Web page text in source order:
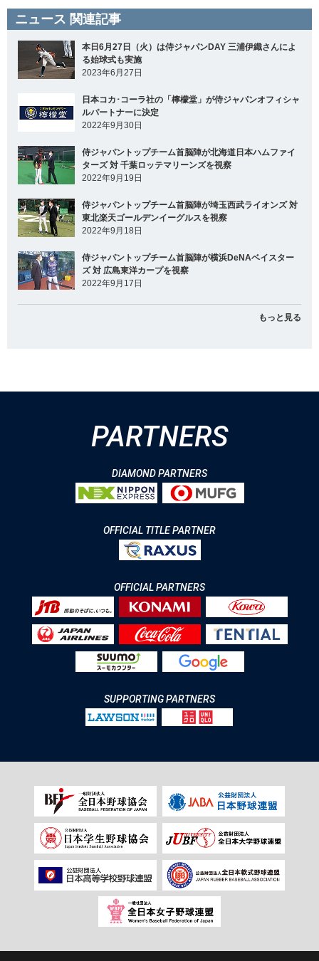
ニュース 関連記事
本日6月27日（火）は侍ジャパンDAY 三浦伊織さんによ
る始球式も実施
2023年6月27日
日本コカ･コーラ社の「檸檬堂」が侍ジャパンオフィシャ
ルパートナーに決定
2022年9月30日
侍ジャパントップチーム首脳陣が北海道日本ハムファイ
ターズ 対 千葉ロッテマリーンズを視察
2022年9月19日
侍ジャパントップチーム首脳陣が埼玉西武ライオンズ 対
東北楽天ゴールデンイーグルスを視察
2022年9月18日
侍ジャパントップチーム首脳陣が横浜DeNAベイスター
ズ 対 広島東洋カープを視察
2022年9月17日
もっと見る
PARTNERS
DIAMOND PARTNERS
OFFICIAL TITLE PARTNER
OFFICIAL PARTNERS
SUPPORTING PARTNERS